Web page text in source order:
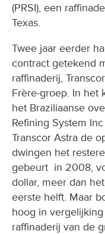
(PRSI), een
Texas.
Twee jaar eerder
contract getekend
raffinaderij,
Frère-groep. In het
het Braziliaanse
Refining System
Transcor Astra de
dwingen het
gebeurt in 2008,
dollar, meer dan
eerste helft. Maar
hoog in
raffinaderij van de